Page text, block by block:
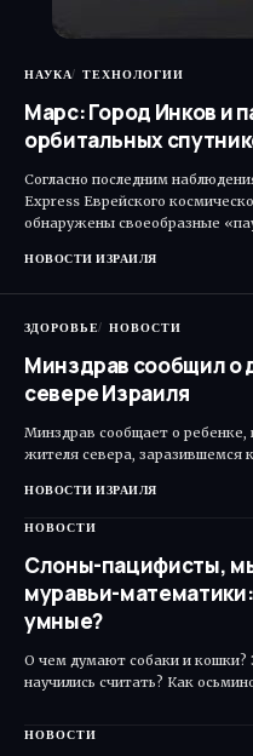
НАУКА ТЕХНОЛОГИИ
Марс: Город Инков и
орбитальных
Согласно последним
Express Еврейского
обнаружены своеобразные
НОВОСТИ ИЗРАИЛЯ
ЗДОРОВЬЕ НОВОСТИ
Минздрав сообщил о
севере Израиля
Минздрав сообщает о ребенке,
жителя севера, заразившемся
НОВОСТИ ИЗРАИЛЯ
НОВОСТИ
Слоны-пацифисты,
муравьи-
умные?
О чем думают собаки и
научились считать? Как
НОВОСТИ